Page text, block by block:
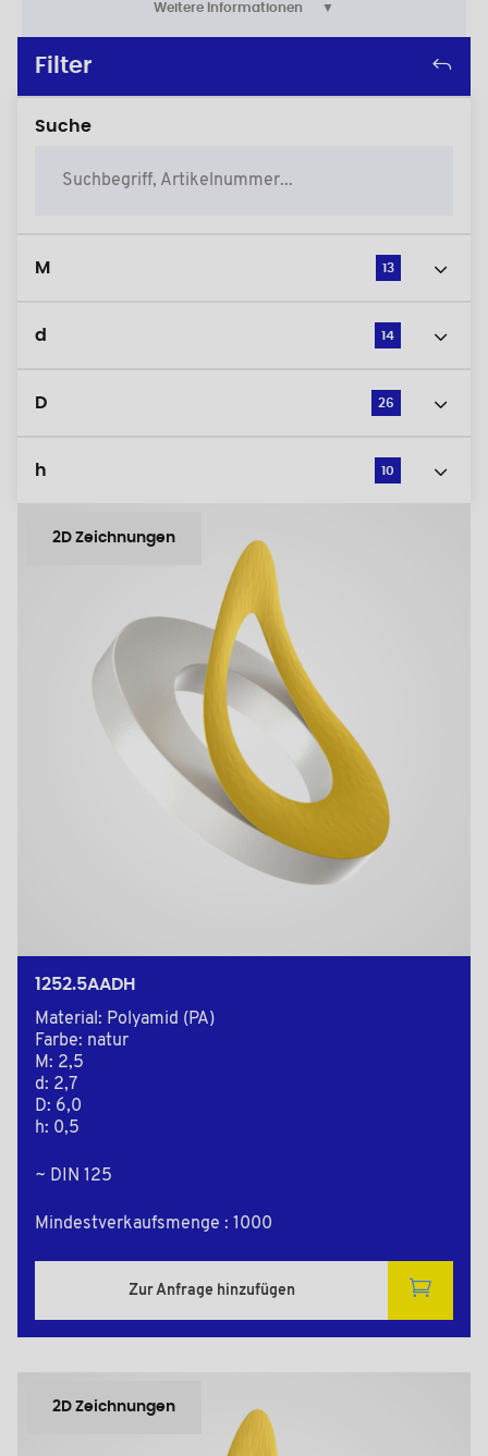
Weitere Informationen
Filter
Suche
M 13
d 14
D 26
h 10
2D Zeichnungen
1252.5AADH
Material: Polyamid (PA)
Farbe: natur
M: 2,5
d: 2,7
D: 6,0
h: 0,5
~ DIN 125
Mindestverkaufsmenge : 1000
Zur Anfrage hinzufügen
2D Zeichnungen